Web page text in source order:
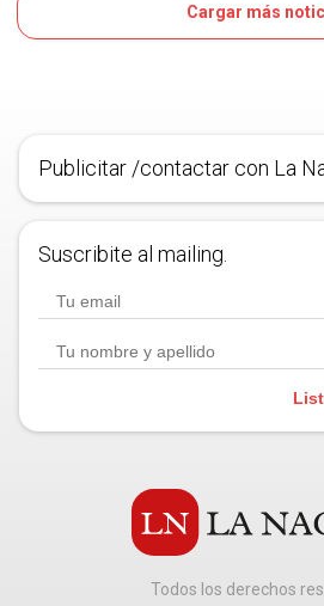
Cargar más
Publicitar /contactar con La
Suscribite al mailing.
Todos los derechos